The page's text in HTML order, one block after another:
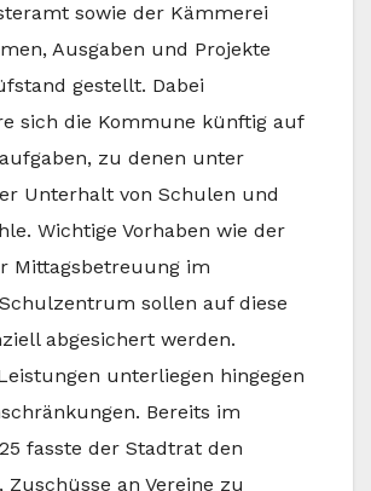
sowie der Kämmerei
Ausgaben und Projekte
gestellt. Dabei
sich die Kommune künftig auf
zu denen unter
Unterhalt von Schulen und
Wichtige Vorhaben wie der
Mittagsbetreuung im
sollen auf diese
abgesichert werden.
unterliegen hingegen
Bereits im
fasste der Stadtrat den
Zuschüsse an Vereine zu